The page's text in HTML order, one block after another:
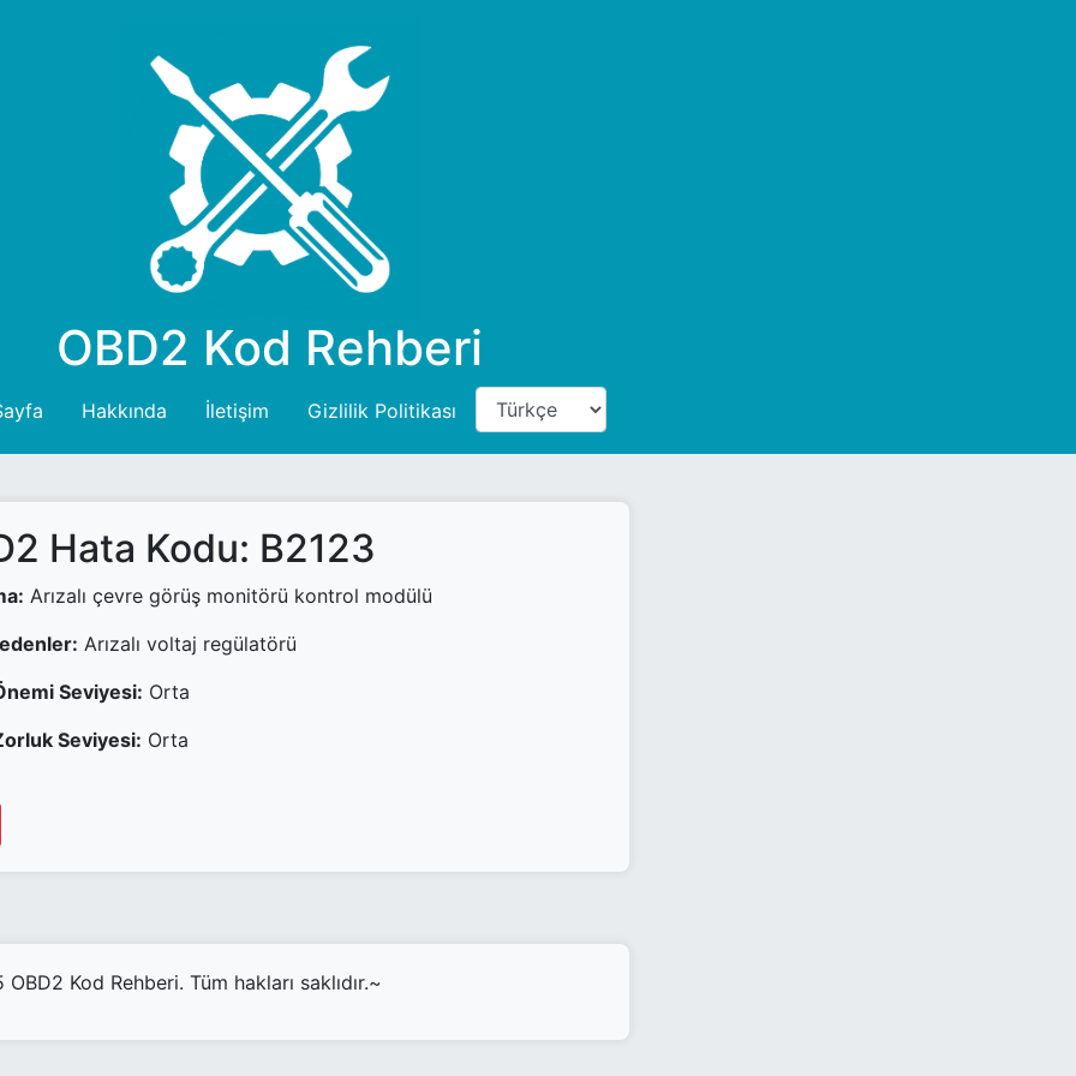
OBD2 Kod Rehberi
Hakkında İletişim Gizlilik Politikası
Hata Kodu: B2123
Arızalı çevre görüş monitörü kontrol modülü
Arızalı voltaj regülatörü
Seviyesi: Orta
Seviyesi: Orta
Kod Rehberi. Tüm hakları saklıdır.~